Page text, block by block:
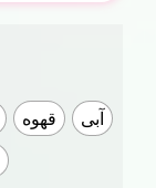
آبی قهوه